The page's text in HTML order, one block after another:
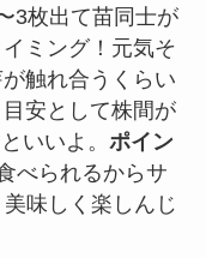
3枚出て苗同士が
ミング！元気そ
触れ合うくらい
安として株間が
いいよ。 ポイン
べられるからサ
味しく楽しんじ